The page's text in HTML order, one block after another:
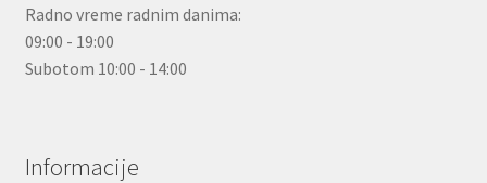
Radno vreme radnim danima:
09:00 - 19:00
Subotom 10:00 - 14:00
Informacije